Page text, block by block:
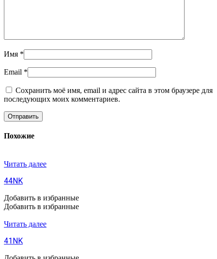
Имя *
Email *
Сохранить моё имя, email и адрес сайта в этом браузере для
последующих моих комментариев.
Похожие
Читать далее
44NK
Добавить в избранные
Добавить в избранные
Читать далее
41NK